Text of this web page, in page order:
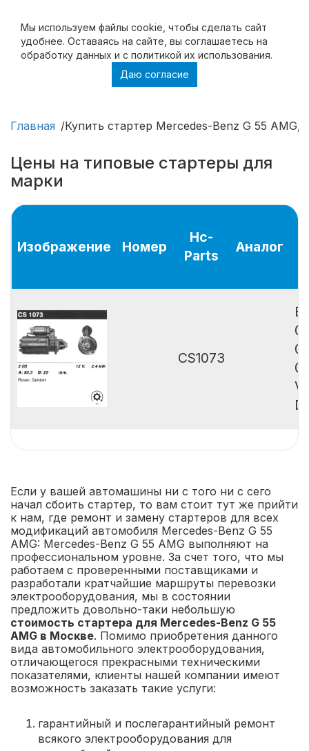
Мы используем файлы cookie, чтобы cделать сайт
удобнее. Оставаясь на сайте, вы соглашаетесь на
обработку данных и с политикой их использования.
Даю согласие
Купить стартер Mercedes-Benz G 55 AMG,
Главная Купить стартер Mercedes-Benz G 55
Цены на типовые стартеры для
марки
Изображение Номер
Hc-
Parts
Аналог
CS1073
Если у вашей автомашины ни с того ни с сего
начал сбоить стартер, то вам стоит тут же прийти
к нам, где ремонт и замену стартеров для всех
модификаций автомобиля Mercedes-Benz G 55
AMG: Mercedes-Benz G 55 AMG выполняют на
профессиональном уровне. За счет того, что мы
работаем с проверенными поставщиками и
разработали кратчайшие маршруты перевозки
электрооборудования, мы в состоянии
предложить довольно-таки небольшую
стоимость стартера для Mercedes-Benz G 55
AMG в Москве. Помимо приобретения данного
вида автомобильного электрооборудования,
отличающегося прекрасными техническими
показателями, клиенты нашей компании имеют
возможность заказать такие услуги:
гарантийный и послегарантийный ремонт
всякого электрооборудования для